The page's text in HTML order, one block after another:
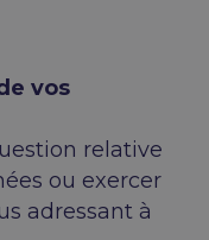
vos
relative
ou exercer
adressant à